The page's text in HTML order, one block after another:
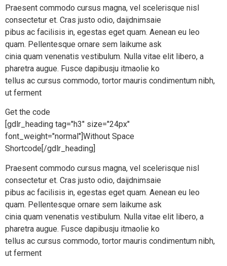
Praesent commodo cursus magna, vel scelerisque nisl
consectetur et. Cras justo odio, daijdnimsaie
pibus ac facilisis in, egestas eget quam. Aenean eu leo
quam. Pellentesque ornare sem laikume ask
cinia quam venenatis vestibulum. Nulla vitae elit libero, a
pharetra augue. Fusce dapibusju itmaolie ko
tellus ac cursus commodo, tortor mauris condimentum nibh,
ut ferment
Get the code
[gdlr_heading tag="h3" size="24px"
font_weight="normal"]Without Space
Shortcode[/gdlr_heading]
Praesent commodo cursus magna, vel scelerisque nisl
consectetur et. Cras justo odio, daijdnimsaie
pibus ac facilisis in, egestas eget quam. Aenean eu leo
quam. Pellentesque ornare sem laikume ask
cinia quam venenatis vestibulum. Nulla vitae elit libero, a
pharetra augue. Fusce dapibusju itmaolie ko
tellus ac cursus commodo, tortor mauris condimentum nibh,
ut ferment